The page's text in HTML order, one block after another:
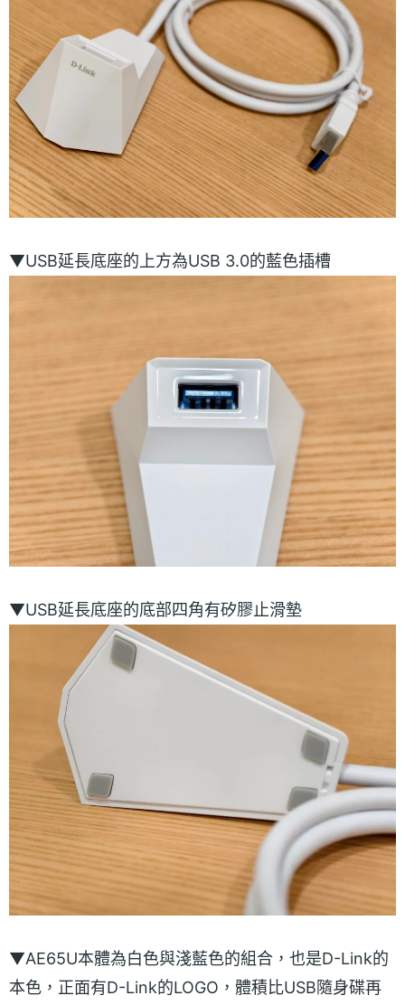
▼USB延長底座的上方為USB 3.0的藍色插槽
▼USB延長底座的底部四角有矽膠止滑墊
▼AE65U本體為白色與淺藍色的組合，也是D-Link的
本色，正面有D-Link的LOGO，體積比USB隨身碟再